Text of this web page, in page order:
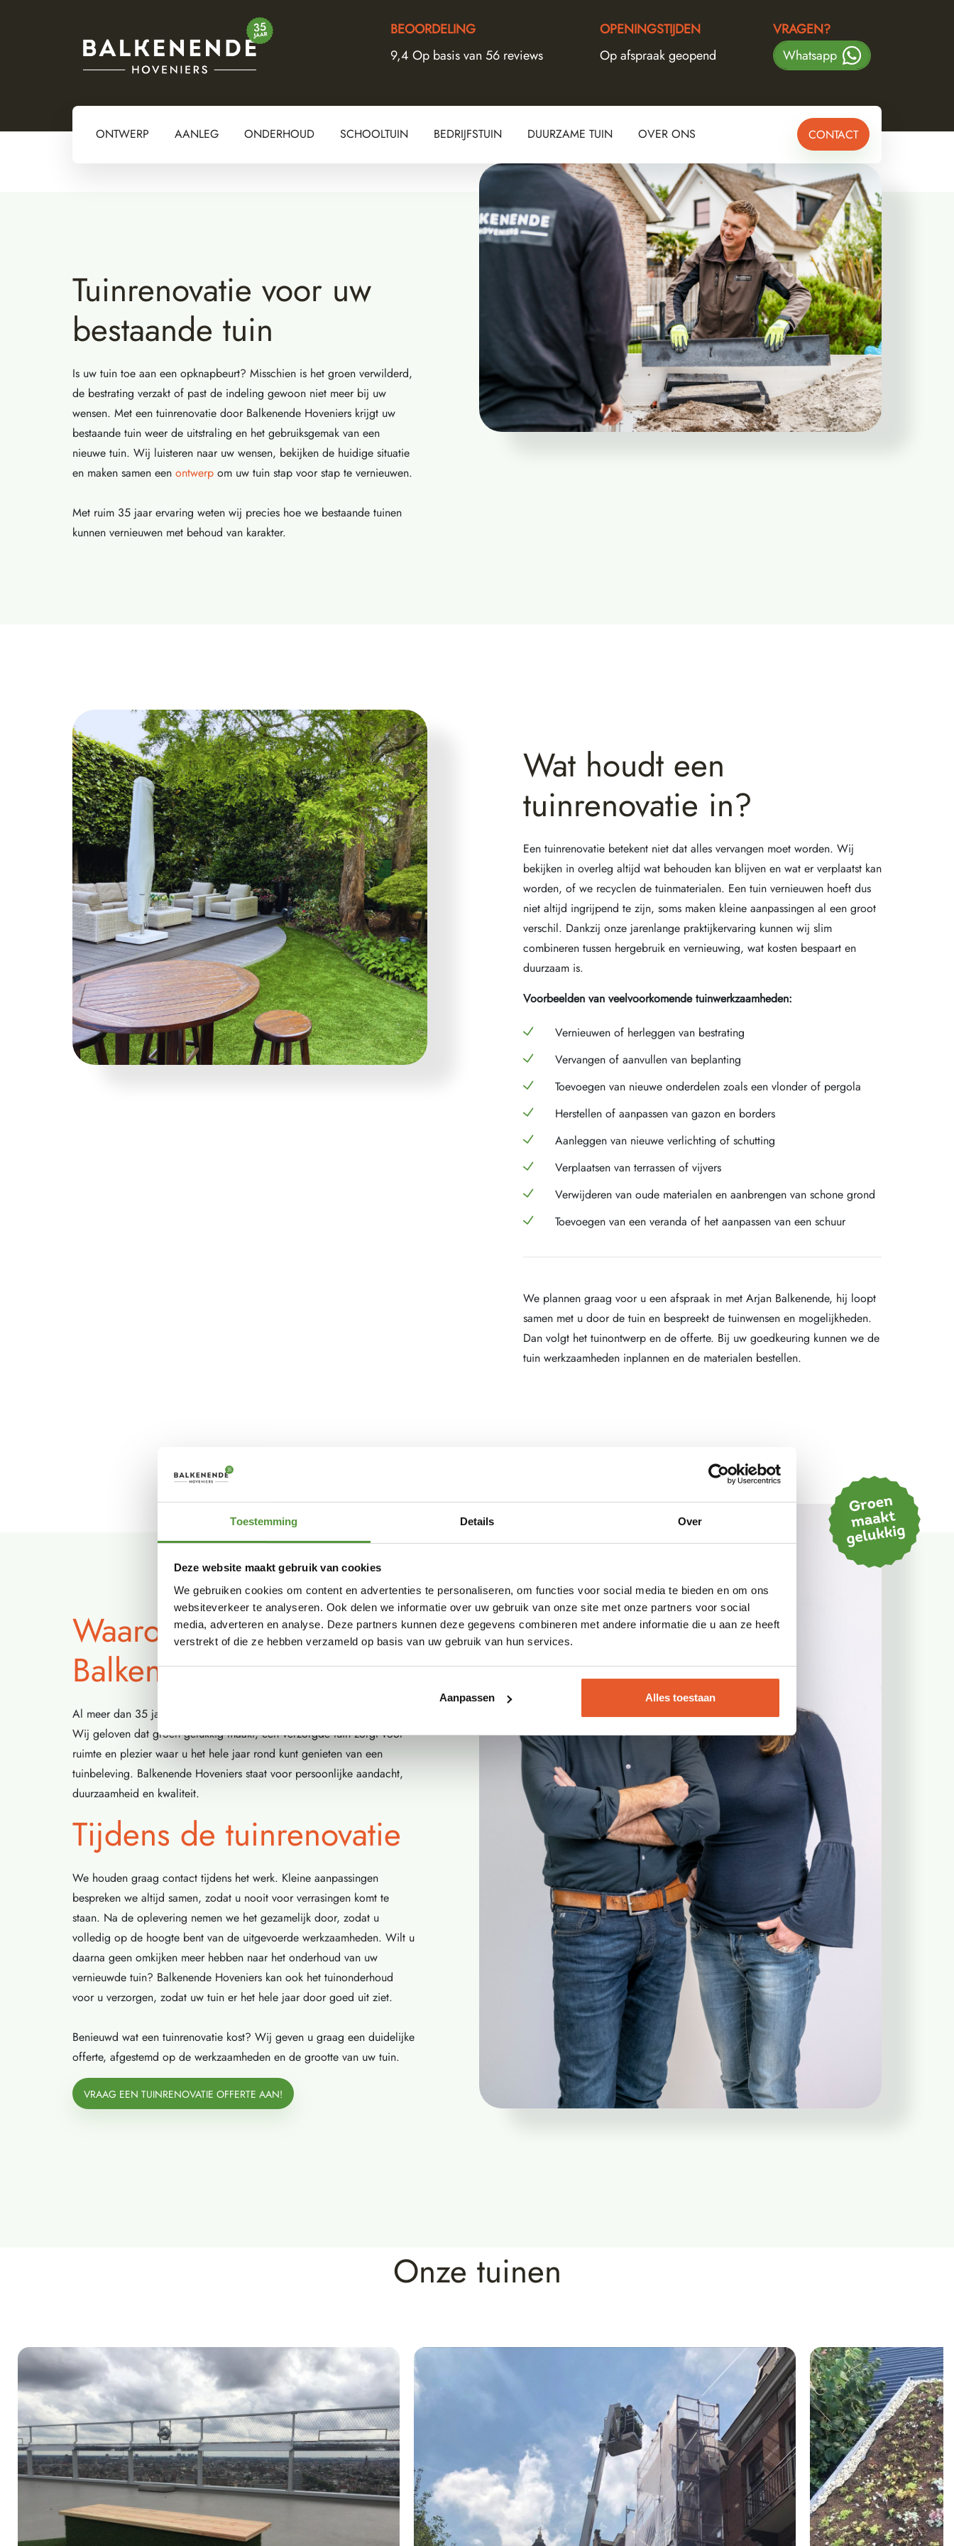
Toestemming Details Over
Deze website maakt gebruik van cookies
We gebruiken cookies om content en advertenties te personaliseren, om functies voor social media te bieden en om ons
websiteverkeer te analyseren. Ook delen we informatie over uw gebruik van onze site met onze partners voor social
media, adverteren en analyse. Deze partners kunnen deze gegevens combineren met andere informatie die u aan ze heeft
verstrekt of die ze hebben verzameld op basis van uw gebruik van hun services.
Aanpassen Alles toestaan
BEOORDELING
9,4 Op basis van 56 reviews
OPENINGSTIJDEN
Op afspraak geopend
VRAGEN?
Whatsapp
ONTWERP AANLEG ONDERHOUD SCHOOLTUIN BEDRIJFSTUIN DUURZAME TUIN OVER ONS CONTACT
Tuinrenovatie voor uw
bestaande tuin
Is uw tuin toe aan een opknapbeurt? Misschien is het groen verwilderd,
de bestrating verzakt of past de indeling gewoon niet meer bij uw
wensen. Met een tuinrenovatie door Balkenende Hoveniers krijgt uw
bestaande tuin weer de uitstraling en het gebruiksgemak van een
nieuwe tuin. Wij luisteren naar uw wensen, bekijken de huidige situatie
en maken samen een ontwerp om uw tuin stap voor stap te vernieuwen.
Met ruim 35 jaar ervaring weten wij precies hoe we bestaande tuinen
kunnen vernieuwen met behoud van karakter.
Wat houdt een
tuinrenovatie in?
Een tuinrenovatie betekent niet dat alles vervangen moet worden. Wij
bekijken in overleg altijd wat behouden kan blijven en wat er verplaatst kan
worden, of we recyclen de tuinmaterialen. Een tuin vernieuwen hoeft dus
niet altijd ingrijpend te zijn, soms maken kleine aanpassingen al een groot
verschil. Dankzij onze jarenlange praktijkervaring kunnen wij slim
combineren tussen hergebruik en vernieuwing, wat kosten bespaart en
duurzaam is.
Voorbeelden van veelvoorkomende tuinwerkzaamheden:
Vernieuwen of herleggen van bestrating
Vervangen of aanvullen van beplanting
Toevoegen van nieuwe onderdelen zoals een vlonder of pergola
Herstellen of aanpassen van gazon en borders
Aanleggen van nieuwe verlichting of schutting
Verplaatsen van terrassen of vijvers
Verwijderen van oude materialen en aanbrengen van schone grond
Toevoegen van een veranda of het aanpassen van een schuur
We plannen graag voor u een afspraak in met Arjan Balkenende, hij loopt
samen met u door de tuin en bespreekt de tuinwensen en mogelijkheden.
Dan volgt het tuinontwerp en de offerte. Bij uw goedkeuring kunnen we de
tuin werkzaamheden inplannen en de materialen bestellen.
Waarom kiezen voor
Balkenende Hoveniers?
Al meer dan 35 jaar zetten wij onze passie voor groen om in vakwerk.
Wij geloven dat groen gelukkig maakt, een verzorgde tuin zorgt voor
ruimte en plezier waar u het hele jaar rond kunt genieten van een
tuinbeleving. Balkenende Hoveniers staat voor persoonlijke aandacht,
duurzaamheid en kwaliteit.
Tijdens de tuinrenovatie
We houden graag contact tijdens het werk. Kleine aanpassingen
bespreken we altijd samen, zodat u nooit voor verrasingen komt te
staan. Na de oplevering nemen we het gezamelijk door, zodat u
volledig op de hoogte bent van de uitgevoerde werkzaamheden. Wilt u
daarna geen omkijken meer hebben naar het onderhoud van uw
vernieuwde tuin? Balkenende Hoveniers kan ook het tuinonderhoud
voor u verzorgen, zodat uw tuin er het hele jaar door goed uit ziet.
Benieuwd wat een tuinrenovatie kost? Wij geven u graag een duidelijke
offerte, afgestemd op de werkzaamheden en de grootte van uw tuin.
VRAAG EEN TUINRENOVATIE OFFERTE AAN!
Onze tuinen